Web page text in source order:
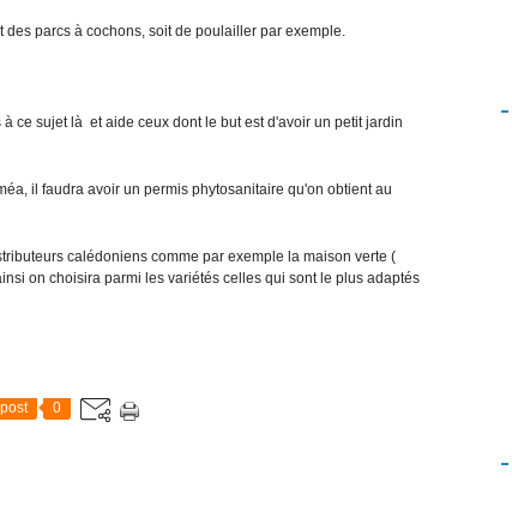
parcs à cochons, soit de poulailler par exemple.
ce sujet là et aide ceux dont le but est d'avoir un petit jardin
il faudra avoir un permis phytosanitaire qu'on obtient au
calédoniens comme par exemple la maison verte (
on choisira parmi les variétés celles qui sont le plus adaptés
0